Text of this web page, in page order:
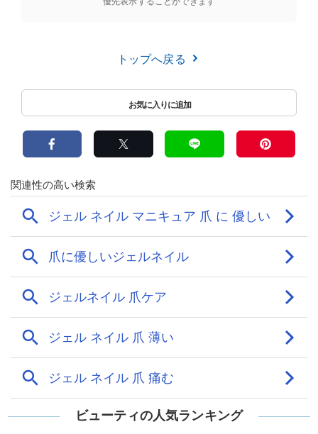
トップへ戻る
ビューティの人気ランキング